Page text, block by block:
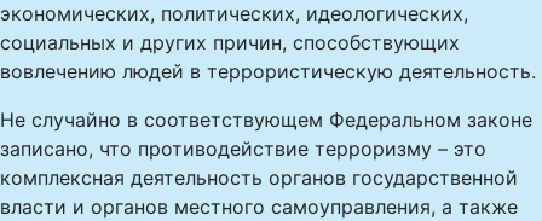
экономических, политических, идеологических,
социальных и других причин, способствующих
вовлечению людей в террористическую деятельность.
Не случайно в соответствующем Федеральном законе
записано, что противодействие терроризму – это
комплексная деятельность органов государственной
власти и органов местного самоуправления, а также